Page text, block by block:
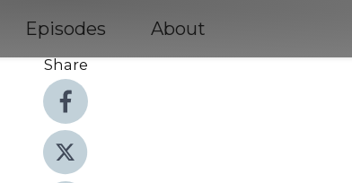
Episodes About
Share